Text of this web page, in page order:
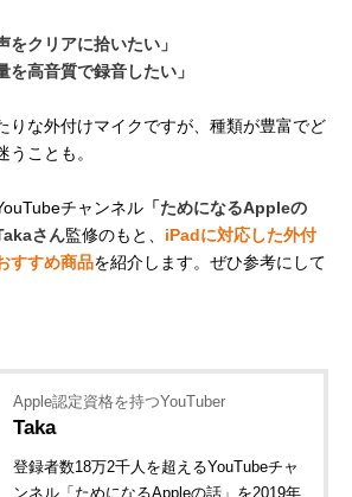
をクリアに拾いたい」
を高音質で録音したい」
りな外付けマイクですが、種類が豊富でど
ことも。
チャンネル 「ためになるAppleの
さん監修のもと、 iPadに対応した外付
すすめ商品を紹介します。ぜひ参考にして
Apple認定資格を持つYouTuber
Taka
登録者数18万2千人を超えるYouTubeチャ
ンネル「ためになるAppleの話」を2019年